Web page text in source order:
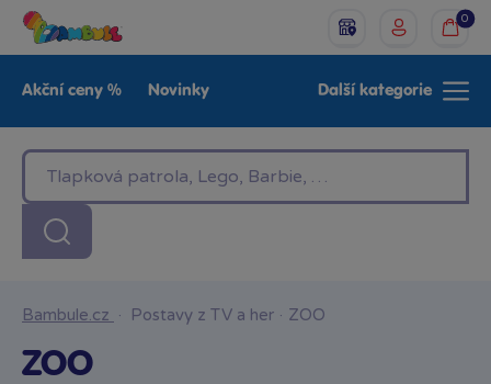
0
Akční ceny % Novinky
LEGO®
Baby Značky
Další kategorie
Bambule.cz · Postavy z TV a her · ZOO
ZOO